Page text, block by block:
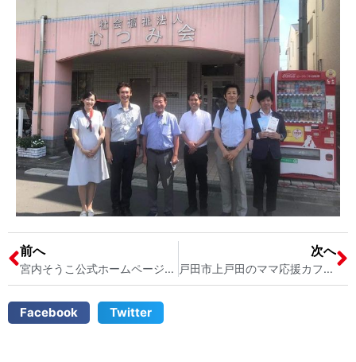
前へ
宮内そうこ公式ホームページ更新のお知らせ 戸田市議会議員 宮内そうこ
次へ
戸田市上戸田のママ応援カフェソニードに行ってきました 戸田市議会議員 宮内そうこ
Facebook Twitter